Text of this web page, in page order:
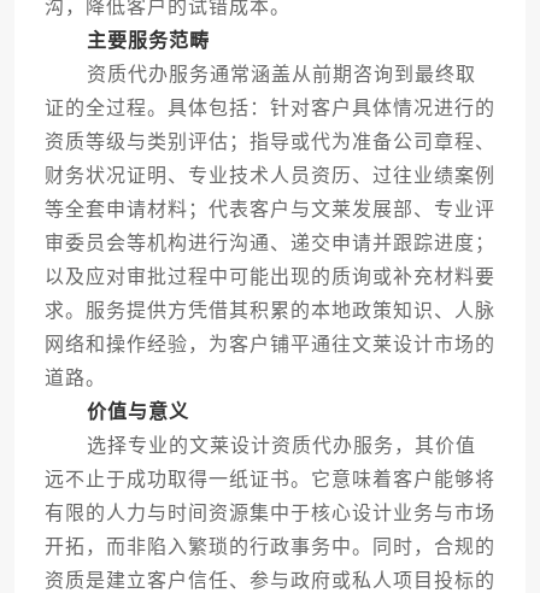
沟，降低客户的试错成本。
主要服务范畴
资质代办服务通常涵盖从前期咨询到最终取
证的全过程。具体包括：针对客户具体情况进行的
资质等级与类别评估；指导或代为准备公司章程、
财务状况证明、专业技术人员资历、过往业绩案例
等全套申请材料；代表客户与文莱发展部、专业评
审委员会等机构进行沟通、递交申请并跟踪进度；
以及应对审批过程中可能出现的质询或补充材料要
求。服务提供方凭借其积累的本地政策知识、人脉
网络和操作经验，为客户铺平通往文莱设计市场的
道路。
价值与意义
选择专业的文莱设计资质代办服务，其价值
远不止于成功取得一纸证书。它意味着客户能够将
有限的人力与时间资源集中于核心设计业务与市场
开拓，而非陷入繁琐的行政事务中。同时，合规的
资质是建立客户信任、参与政府或私人项目投标的